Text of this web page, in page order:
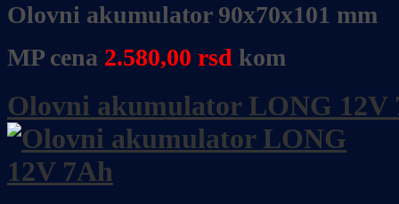
Olovni akumulator 90x70x101 mm
MP cena 2.580,00 rsd kom
Olovni akumulator LONG 12V